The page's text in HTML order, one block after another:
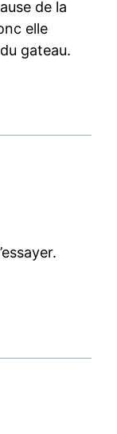
de la
elle
gateau.